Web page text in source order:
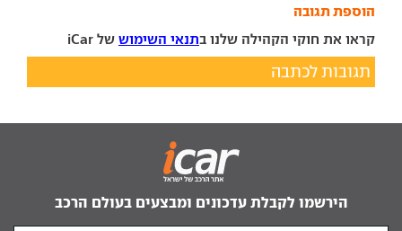
הוספת תגובה
קראו את חוקי הקהילה שלנו בתנאי השימוש של iCar
תגובות לכתבה
הירשמו לקבלת עדכונים ומבצעים בעולם הרכב